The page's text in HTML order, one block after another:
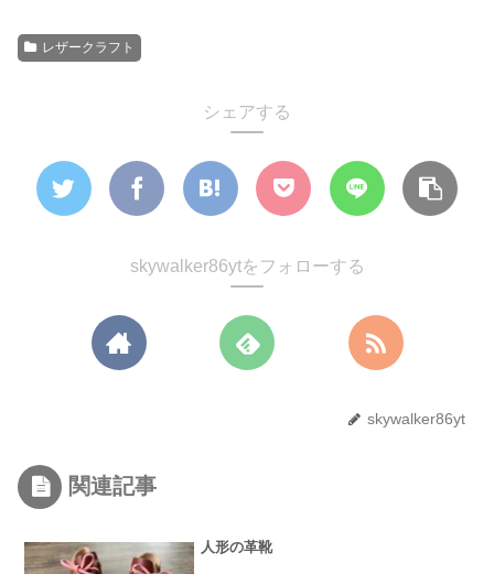
レザークラフト
シェアする
skywalker86ytをフォローする
skywalker86yt
関連記事
人形の革靴